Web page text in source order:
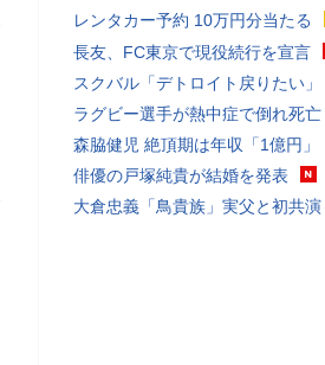
レンタカー予約 10万円分当たる
長友、FC東京で現役続行を宣言
スクバル「デトロイト戻りたい」
ラグビー選手が熱中症で倒れ死亡
森脇健児 絶頂期は年収「1億円」
俳優の戸塚純貴が結婚を発表
大倉忠義「鳥貴族」実父と初共演